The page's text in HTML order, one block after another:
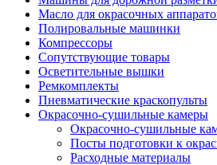
Масло для окрасочных
Полировальные машинки
Компрессоры
Сопутствующие товары
Осветительные вышки
Ремкомплекты
Пневматические краскопульты
Окрасочно-сушильные камеры
Окрасочно-сушильные
Посты подготовки к
Расходные материалы